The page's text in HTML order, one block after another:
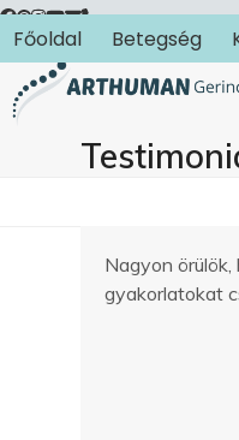
Skip
to
content
Főoldal Betegség
Nagyon
gyakorlatokat